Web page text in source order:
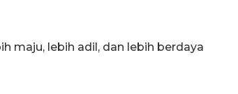
maju, lebih adil, dan lebih berdaya